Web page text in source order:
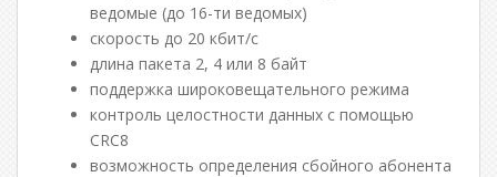
ведомые (до 16-ти ведомых)
скорость до 20 кбит/с
длина пакета 2, 4 или 8 байт
поддержка широковещательного режима
контроль целостности данных с помощью
CRC8
возможность определения сбойного абонента